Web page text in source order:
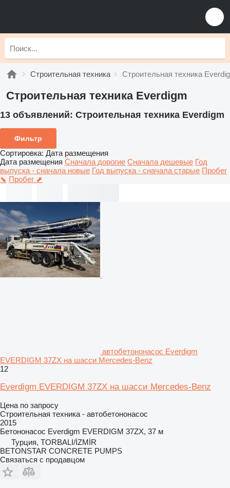
Строительная техника Строительная техника
Строительная техника Everdigm
13 объявлений: Строительная техника Everdigm
Фильтр
Сортировка: Дата размещения
Дата размещения Сначала дорогие Сначала дешевые Год
выпуска - сначала новые Год выпуска - сначала старые Пробег
⬊ Пробег ⬈
автобетононасос Everdigm
EVERDIGM 37ZX на шасси Mercedes-Benz
12
Everdigm EVERDIGM 37ZX на шасси Mercedes-Benz
Цена по запросу
Строительная техника - автобетононасос
2015
Бетононасос Everdigm EVERDIGM 37ZX, 37 м
Турция, TORBALI/İZMİR
BETONSTAR CONCRETE PUMPS
Связаться с продавцом